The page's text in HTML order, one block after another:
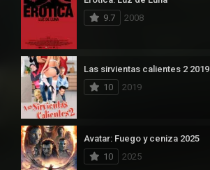
9.7
2008
Las sirvientas calientes 2 2019
10
2019
Avatar: Fuego y ceniza 2025
10
2025